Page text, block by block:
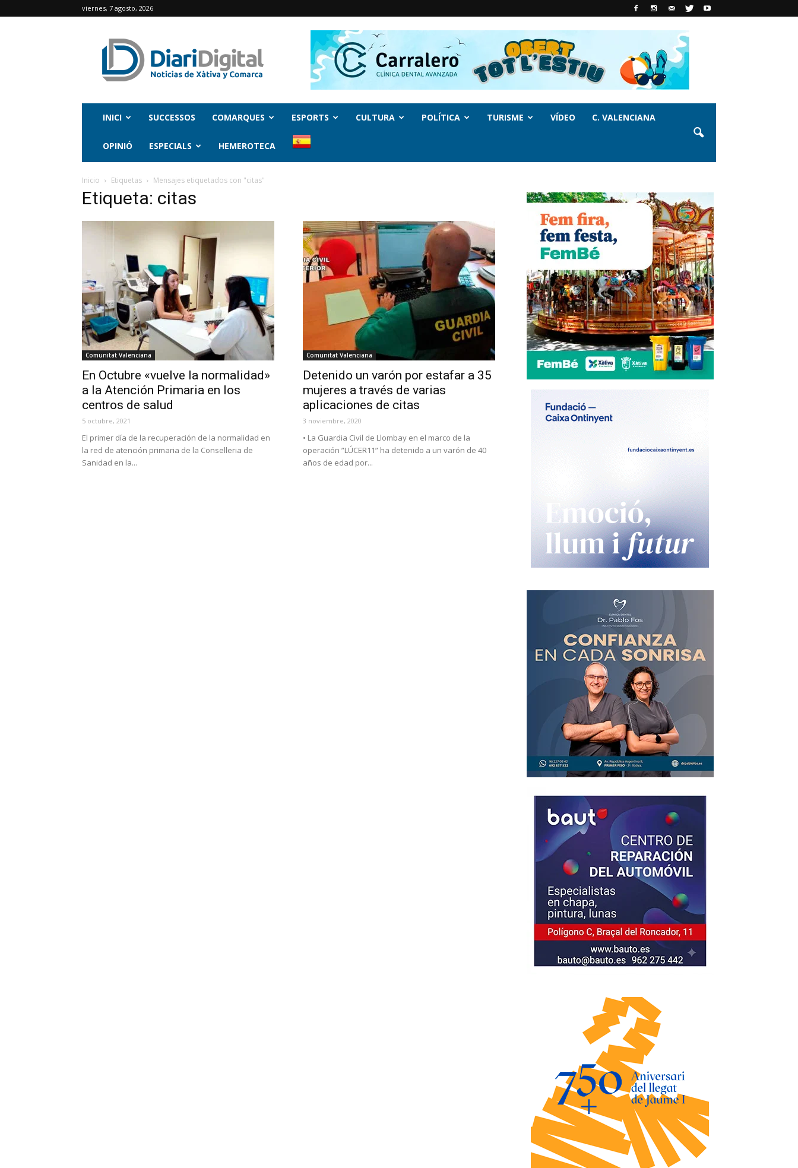
viernes, 7 agosto, 2026
INICI SUCCESSOS COMARQUES ESPORTS CULTURA POLÍTICA TURISME VÍDEO C. VALENCIANA
OPINIÓ ESPECIALS HEMEROTECA
Inicio Etiquetas Mensajes etiquetados con "citas"
Etiqueta: citas
Comunitat Valenciana
En Octubre «vuelve la normalidad»
a la Atención Primaria en los
centros de salud
5 octubre, 2021
El primer día de la recuperación de la normalidad en
la red de atención primaria de la Conselleria de
Sanidad en la...
Comunitat Valenciana
Detenido un varón por estafar a 35
mujeres a través de varias
aplicaciones de citas
3 noviembre, 2020
• La Guardia Civil de Llombay en el marco de la
operación ”LÚCER11” ha detenido a un varón de 40
años de edad por...